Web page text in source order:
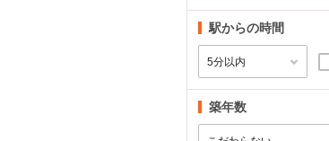
駅からの時間
築年数